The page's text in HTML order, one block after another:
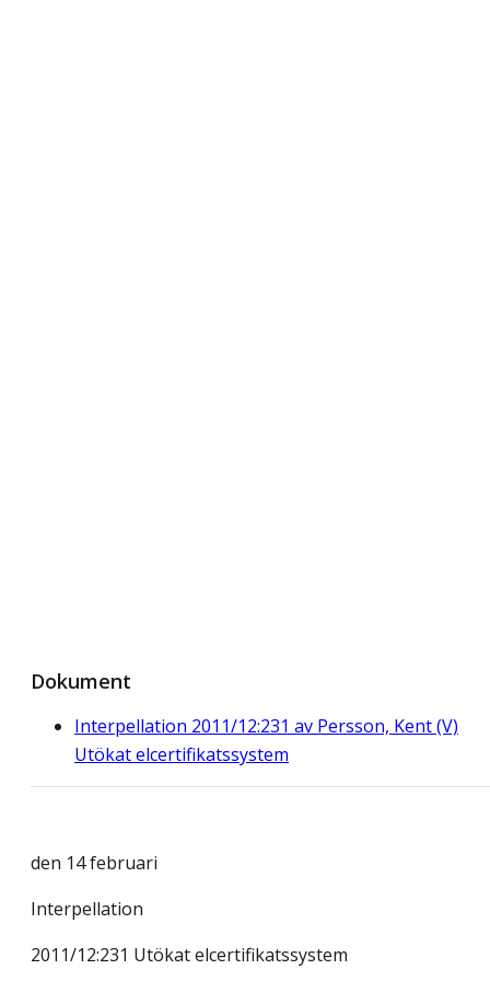
Dokument
Interpellation 2011/12:231 av Persson, Kent (V)
Utökat elcertifikatssystem
den 14 februari
Interpellation
2011/12:231 Utökat elcertifikatssystem